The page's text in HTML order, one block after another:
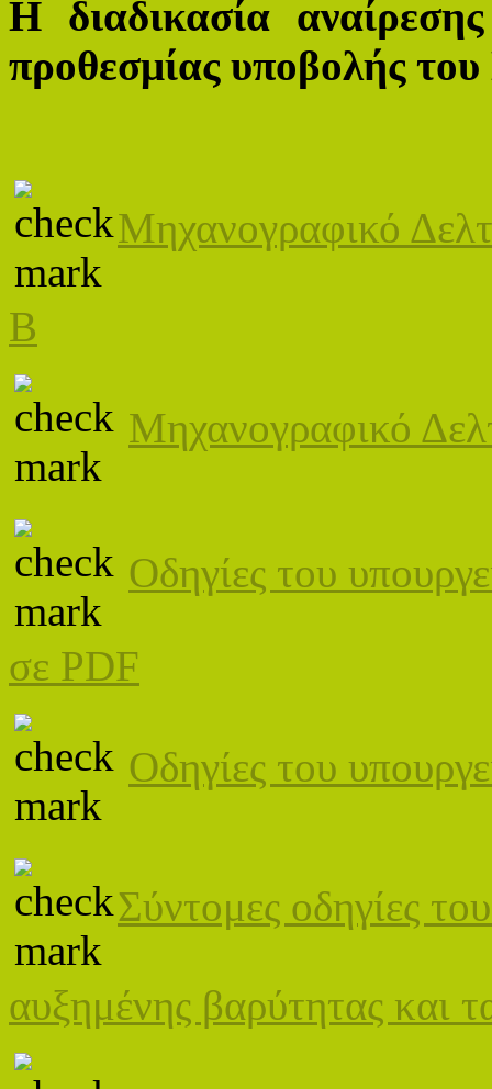
Η διαδικασία
προθεσμίας υποβολής
Μηχανογραφικό
Β
Μηχανογραφικό
Οδηγίες του
σε PDF
Οδηγίες του
Σύντομες οδηγίες
αυξημένης βαρύτητας και